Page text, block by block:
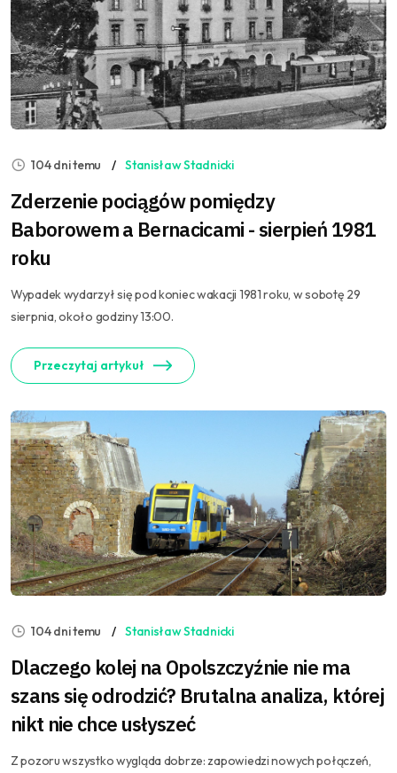
104 dni temu Stanisław Stadnicki
Zderzenie pociągów pomiędzy
Baborowem a Bernacicami - sierpień 1981
roku
Wypadek wydarzył się pod koniec wakacji 1981 roku, w sobotę 29
sierpnia, około godziny 13:00.
Przeczytaj artykuł
104 dni temu Stanisław Stadnicki
Dlaczego kolej na Opolszczyźnie nie ma
szans się odrodzić? Brutalna analiza, której
nikt nie chce usłyszeć
Z pozoru wszystko wygląda dobrze: zapowiedzi nowych połączeń,